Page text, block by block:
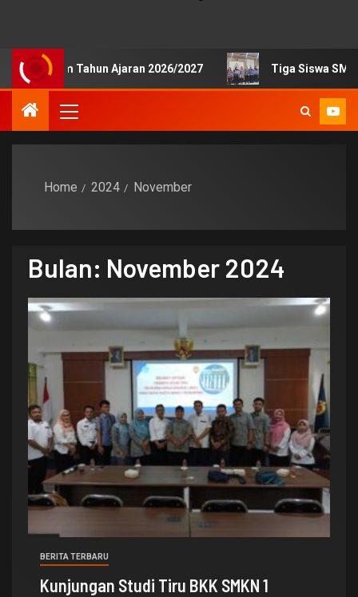
Ajaran 2026/2027 Tiga Siswa SMKN 1 Pengasih
Home 2024 November
Bulan: November 2024
BERITA TERBARU
Kunjungan Studi Tiru BKK SMKN 1